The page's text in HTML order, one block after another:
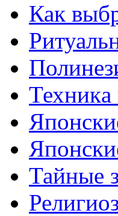
Как
Техникa
Тайные